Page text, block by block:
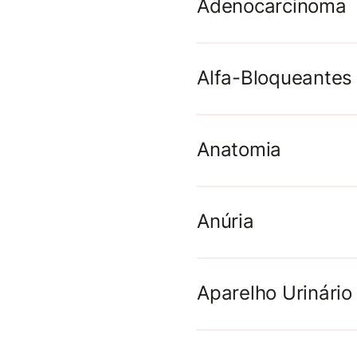
Adenocarcinoma
glandular; o tipo
Biópsia
Alfa-
Anatomia
Anúria
Aparelho Urinário